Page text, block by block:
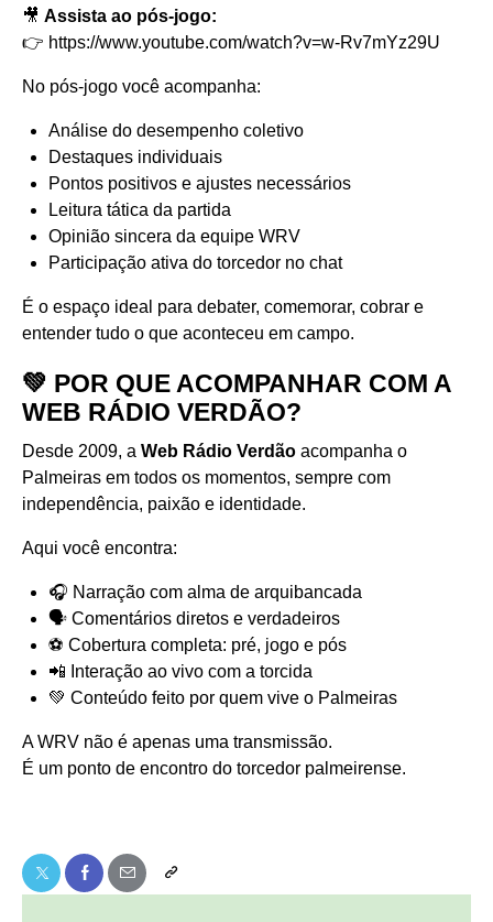
🎥 Assista ao pós-jogo:
👉 https://www.youtube.com/watch?v=w-Rv7mYz29U
No pós-jogo você acompanha:
Análise do desempenho coletivo
Destaques individuais
Pontos positivos e ajustes necessários
Leitura tática da partida
Opinião sincera da equipe WRV
Participação ativa do torcedor no chat
É o espaço ideal para debater, comemorar, cobrar e
entender tudo o que aconteceu em campo.
💚 POR QUE ACOMPANHAR COM A
WEB RÁDIO VERDÃO?
Desde 2009, a Web Rádio Verdão acompanha o
Palmeiras em todos os momentos, sempre com
independência, paixão e identidade.
Aqui você encontra:
🎧 Narração com alma de arquibancada
🗣️ Comentários diretos e verdadeiros
⚽ Cobertura completa: pré, jogo e pós
📲 Interação ao vivo com a torcida
💚 Conteúdo feito por quem vive o Palmeiras
A WRV não é apenas uma transmissão.
É um ponto de encontro do torcedor palmeirense.